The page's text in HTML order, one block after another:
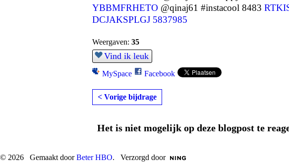
YBBMFRHETO @qinaj61 #instacool 8483
DCJAKSPLGJ 5837985
Weergaven: 35
Vind ik leuk
MySpace Facebook
< Vorige bijdrage
Het is niet mogelijk op deze blogpost te
© 2026 Gemaakt doorBeter HBO. Verzorgd door